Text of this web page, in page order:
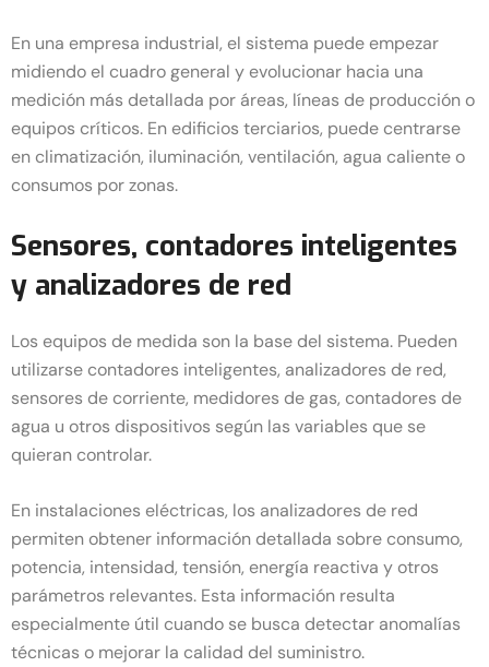
En una empresa industrial, el sistema puede empezar
midiendo el cuadro general y evolucionar hacia una
medición más detallada por áreas, líneas de producción o
equipos críticos. En edificios terciarios, puede centrarse
en climatización, iluminación, ventilación, agua caliente o
consumos por zonas.
Sensores, contadores inteligentes
y analizadores de red
Los equipos de medida son la base del sistema. Pueden
utilizarse contadores inteligentes, analizadores de red,
sensores de corriente, medidores de gas, contadores de
agua u otros dispositivos según las variables que se
quieran controlar.
En instalaciones eléctricas, los analizadores de red
permiten obtener información detallada sobre consumo,
potencia, intensidad, tensión, energía reactiva y otros
parámetros relevantes. Esta información resulta
especialmente útil cuando se busca detectar anomalías
técnicas o mejorar la calidad del suministro.